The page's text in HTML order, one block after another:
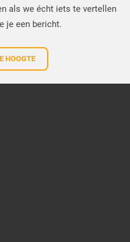
als we écht iets te vertellen
je een bericht.
HOOGTE